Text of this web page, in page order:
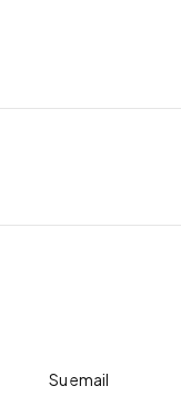
Su email